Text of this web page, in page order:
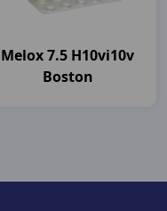
Melox 7.5 H10vi10v
Boston